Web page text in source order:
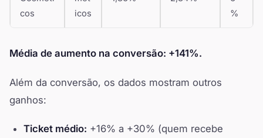
cos
icos
%
Média de aumento na conversão: +141%.
Além da conversão, os dados mostram outros
ganhos:
Ticket médio: +16% a +30% (quem recebe